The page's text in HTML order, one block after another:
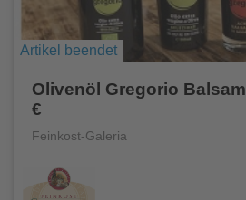
Artikel beendet
Olivenöl Gregorio
€
Feinkost-Galeria